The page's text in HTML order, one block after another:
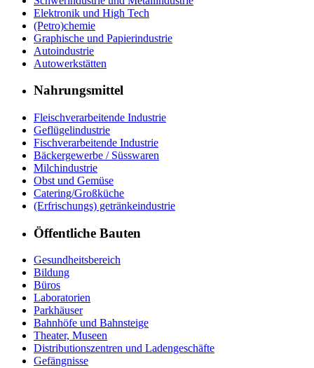
Elektronik und High Tech
(Petro)chemie
Graphische und Papierindustrie
Autoindustrie
Autowerkstätten
Nahrungsmittel
Fleischverarbeitende Industrie
Geflügelindustrie
Fischverarbeitende Industrie
Bäckergewerbe / Süsswaren
Milchindustrie
Obst und Gemüse
Catering/Großküche
(Erfrischungs) getränkeindustrie
Öffentliche Bauten
Gesundheitsbereich
Bildung
Büros
Laboratorien
Parkhäuser
Bahnhöfe und Bahnsteige
Theater, Museen
Distributionszentren und Ladengeschäfte
Gefängnisse